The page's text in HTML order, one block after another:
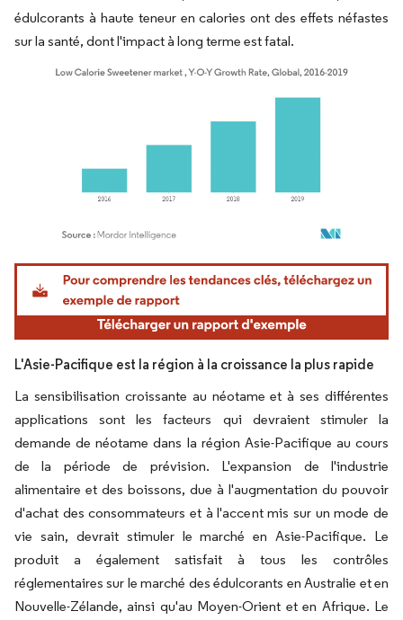
édulcorants à haute teneur en calories ont des effets néfastes
sur la santé, dont l'impact à long terme est fatal.
Image © Mordor Intelligence. La réutilisation nécessite une attribution sous CC BY
L'Asie-Pacifique est la région à la croissance la plus rapide
La sensibilisation croissante au néotame et à ses différentes
applications sont les facteurs qui devraient stimuler la
demande de néotame dans la région Asie-Pacifique au cours
de la période de prévision. L'expansion de l'industrie
alimentaire et des boissons, due à l'augmentation du pouvoir
d'achat des consommateurs et à l'accent mis sur un mode de
vie sain, devrait stimuler le marché en Asie-Pacifique. Le
produit a également satisfait à tous les contrôles
réglementaires sur le marché des édulcorants en Australie et en
Nouvelle-Zélande, ainsi qu'au Moyen-Orient et en Afrique. Le